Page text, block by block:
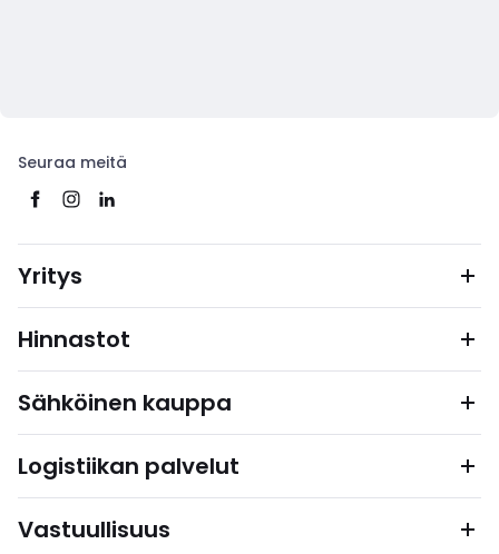
Seuraa meitä
Yritys
Hinnastot
Sähköinen kauppa
Logistiikan palvelut
Vastuullisuus